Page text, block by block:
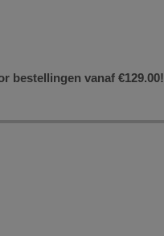
bestellingen vanaf €129.00!